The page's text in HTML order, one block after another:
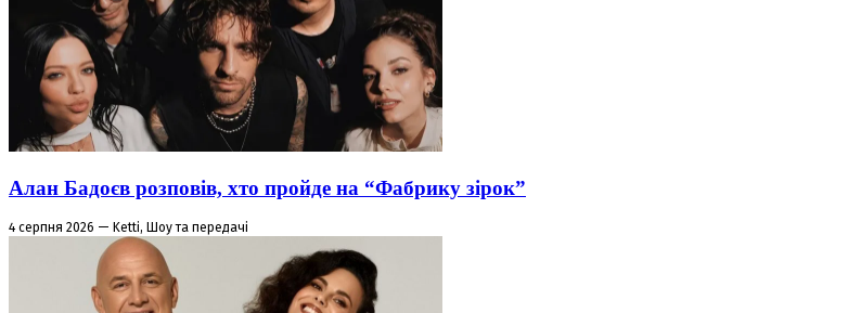
Алан Бадоєв розповів, хто пройде на “Фабрику зірок”
4 серпня 2026 — Ketti, Шоу та передачі